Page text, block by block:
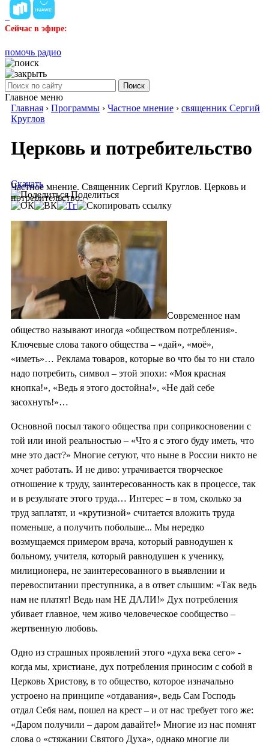
Сейчас в эфире:
помочь радио
Поиск
Главное меню
Главная › Программы › Частное мнение › священник Сергий
Круглов
Церковь и потребительство
Частное мнение. Священник Сергий Круглов. Церковь и
потребительство.
Скачать
Поделиться
Современное нам
общество называют иногда «обществом потребления».
Ключевые слова такого общества – «дай», «моё»,
«иметь»… Реклама товаров, которые во что бы то ни стало
надо потребить, символ – этой эпохи: «Моя красная
кнопка!», «Ведь я этого достойна!», «Не дай себе
засохнуть!»…
Основной посыл такого общества при соприкосновении с
той или иной реальностью – «Что я с этого буду иметь, что
мне это даст?» Многие сетуют, что ныне в России никто не
хочет работать. И не диво: утрачивается творческое
отношение к труду, заинтересованность как в процессе, так
и в результате этого труда… Интерес – в том, сколько за
труд заплатят, и «крутизной» считается вложить труда
поменьше, а получить побольше... Мы нередко
возмущаемся примером врача, который равнодушен к
больному, учителя, который равнодушен к ученику,
милиционера, не заинтересованного в выявлении и
перевоспитании преступника, а в ответ слышим: «Так ведь
нам не платят! Ведь нам НЕ ДАЛИ!» Дух потребления
убивает главное, чем живо человеческое сообщество –
жертвенную любовь.
Одно из страшных проявлений этого «духа века сего» -
когда мы, христиане, дух потребления приносим с собой в
Церковь Христову, в то общество, которое изначально
устроено на принципе «отдавания», ведь Сам Господь
отдал Себя нам, пошел на крест – и от нас требует того же:
«Даром получили – даром давайте!» Многие из нас помнят
слова о «стяжании Святого Духа», однако многие ли